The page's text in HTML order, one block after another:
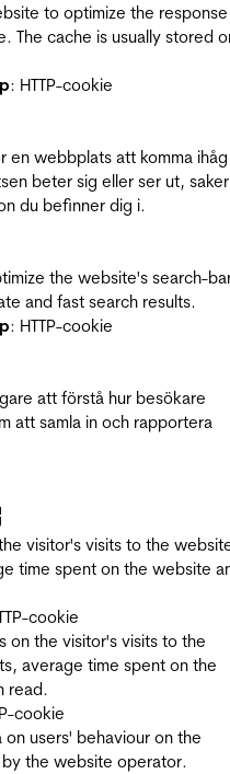
to optimize the
The cache is usually stored
: HTTP-cookie
en webbplats att komma ihåg
beter sig eller ser ut,
du befinner dig i.
the website's search-
and fast search results.
: HTTP-cookie
att förstå hur besökare
att samla in och rapportera
visitor's visits to the
time spent on the website
cookie
on the visitor's visits to the
average time spent on the
read.
cookie
users' behaviour on the
the website operator.